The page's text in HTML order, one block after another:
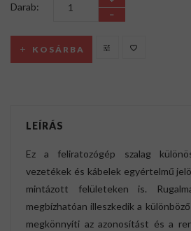
Darab:
KOSÁRBA
LEÍRÁS
Ez a feliratozógép szalag
vezetékek és kábelek egyértelmű
mintázott felületeken is.
megbízhatóan illeszkedik a
megkönnyíti az azonosítást és a